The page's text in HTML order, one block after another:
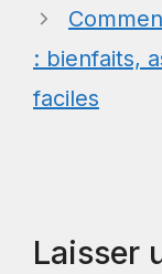
: bienfaits,
faciles
Laisser